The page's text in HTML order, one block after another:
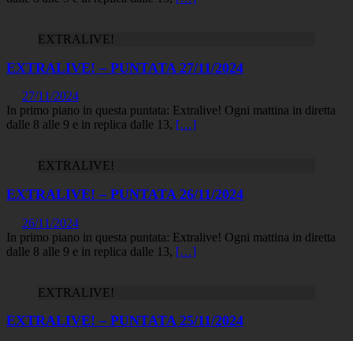
EXTRALIVE!
EXTRALIVE! – PUNTATA 27/11/2024
27/11/2024
In primo piano in questa puntata: Extralive! Ogni mattina in diretta
dalle 8 alle 9 e in replica dalle 13, […]
EXTRALIVE!
EXTRALIVE! – PUNTATA 26/11/2024
26/11/2024
In primo piano in questa puntata: Extralive! Ogni mattina in diretta
dalle 8 alle 9 e in replica dalle 13, […]
EXTRALIVE!
EXTRALIVE! – PUNTATA 25/11/2024